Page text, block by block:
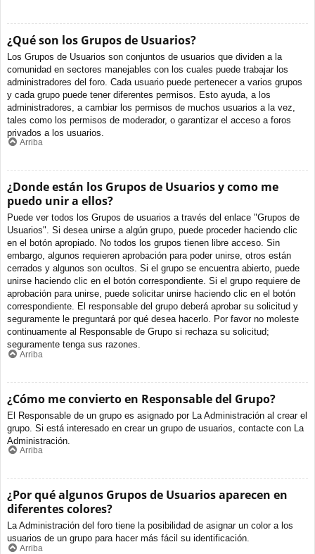
¿Qué son los Grupos de Usuarios?
Los Grupos de Usuarios son conjuntos de usuarios que dividen a la
comunidad en sectores manejables con los cuales puede trabajar los
administradores del foro. Cada usuario puede pertenecer a varios grupos
y cada grupo puede tener diferentes permisos. Esto ayuda, a los
administradores, a cambiar los permisos de muchos usuarios a la vez,
tales como los permisos de moderador, o garantizar el acceso a foros
privados a los usuarios.
Arriba
¿Donde están los Grupos de Usuarios y como me
puedo unir a ellos?
Puede ver todos los Grupos de usuarios a través del enlace "Grupos de
Usuarios". Si desea unirse a algún grupo, puede proceder haciendo clic
en el botón apropiado. No todos los grupos tienen libre acceso. Sin
embargo, algunos requieren aprobación para poder unirse, otros están
cerrados y algunos son ocultos. Si el grupo se encuentra abierto, puede
unirse haciendo clic en el botón correspondiente. Si el grupo requiere de
aprobación para unirse, puede solicitar unirse haciendo clic en el botón
correspondiente. El responsable del grupo deberá aprobar su solicitud y
seguramente le preguntará por qué desea hacerlo. Por favor no moleste
continuamente al Responsable de Grupo si rechaza su solicitud;
seguramente tenga sus razones.
Arriba
¿Cómo me convierto en Responsable del Grupo?
El Responsable de un grupo es asignado por La Administración al crear el
grupo. Si está interesado en crear un grupo de usuarios, contacte con La
Administración.
Arriba
¿Por qué algunos Grupos de Usuarios aparecen en
diferentes colores?
La Administración del foro tiene la posibilidad de asignar un color a los
usuarios de un grupo para hacer más fácil su identificación.
Arriba